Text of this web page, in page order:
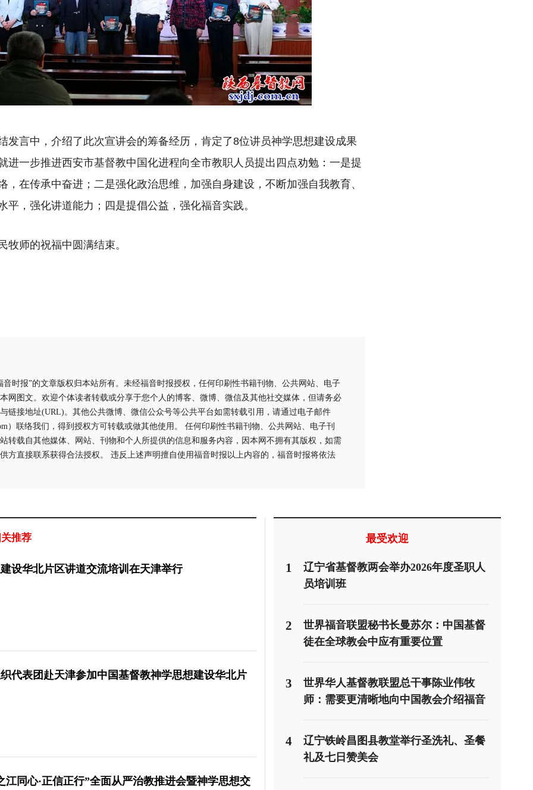
发言中，介绍了此次宣讲会的筹备经历，肯定了8位讲员神学思想建设成果
进一步推进西安市基督教中国化进程向全市教职人员提出四点劝勉：一是提
，在传承中奋进；二是强化政治思维，加强自身建设，不断加强自我教育、
平，强化讲道能力；四是提倡公益，强化福音实践。
牧师的祝福中圆满结束。
音时报”的文章版权归本站所有。未经福音时报授权，任何印刷性书籍刊物、公共网站、电子
网图文。欢迎个体读者转载或分享于您个人的博客、微博、微信及其他社交媒体，但请务必
链接地址(URL)。其他公共微博、微信公众号等公共平台如需转载引用，请通过电子邮件
）联络我们，得到授权方可转载或做其他使用。 任何印刷性书籍刊物、公共网站、电子刊
转载自其他媒体、网站、刊物和个人所提供的信息和服务内容，因本网不拥有其版权，如需
方直接联系获得合法授权。 违反上述声明擅自使用福音时报以上内容的，福音时报将依法
推荐
设华北片区讲道交流培训在天津举行
代表团赴天津参加中国基督教神学思想建设华北片
江同心·正信正行”全面从严治教推进会暨神学思想交
最受欢迎
1
辽宁省基督教两会举办2026年度圣职人
员培训班
2
世界福音联盟秘书长曼苏尔：中国基督
徒在全球教会中应有重要位置
3
世界华人基督教联盟总干事陈业伟牧
师：需要更清晰地向中国教会介绍福音
4
辽宁铁岭昌图县教堂举行圣洗礼、圣餐
礼及七日赞美会